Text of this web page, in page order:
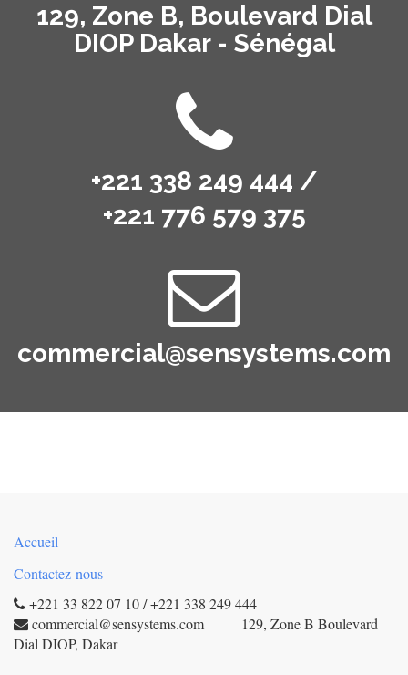
129, Zone B, Boulevard Dial
DIOP Dakar - Sénégal
+221 338 249 444 /
+221 776 579 375
commercial@sensystems.com
Accueil
Contactez-nous
+221 33 822 07 10 / +221 338 249 444
commercial@sensystems.com 129, Zone B Boulevard
Dial DIOP, Dakar